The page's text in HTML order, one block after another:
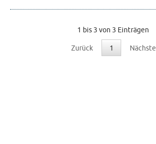
1 bis 3 von 3 Einträgen
Zurück 1 Nächste